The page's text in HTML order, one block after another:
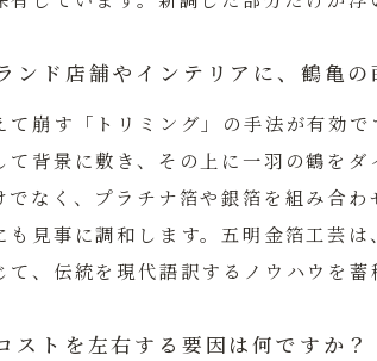
ンド店舗やインテリアに、鶴亀
て崩す「トリミング」の手法が有効
て背景に敷き、その上に一羽の鶴を
でなく、プラチナ箔や銀箔を組み合
見事に調和します。 五明金箔工芸 は
て、伝統を現代語訳するノウハウを蓄
ストを左右する要因は何ですか？